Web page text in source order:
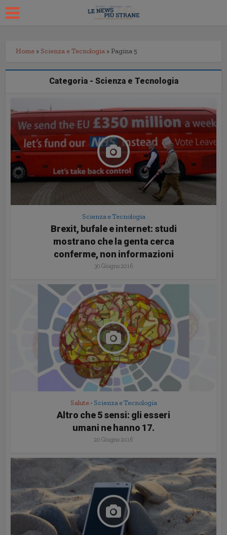
Home » Scienza e Tecnologia » Pagina 5
Categoria - Scienza e Tecnologia
Scienza e Tecnologia
Brexit, bufale e internet: studi
mostrano che la genta cerca
conferme, non informazioni
30 Giugno 2016
Salute • Scienza e Tecnologia
Altro che 5 sensi: gli esseri
umani ne hanno 17.
20 Giugno 2016